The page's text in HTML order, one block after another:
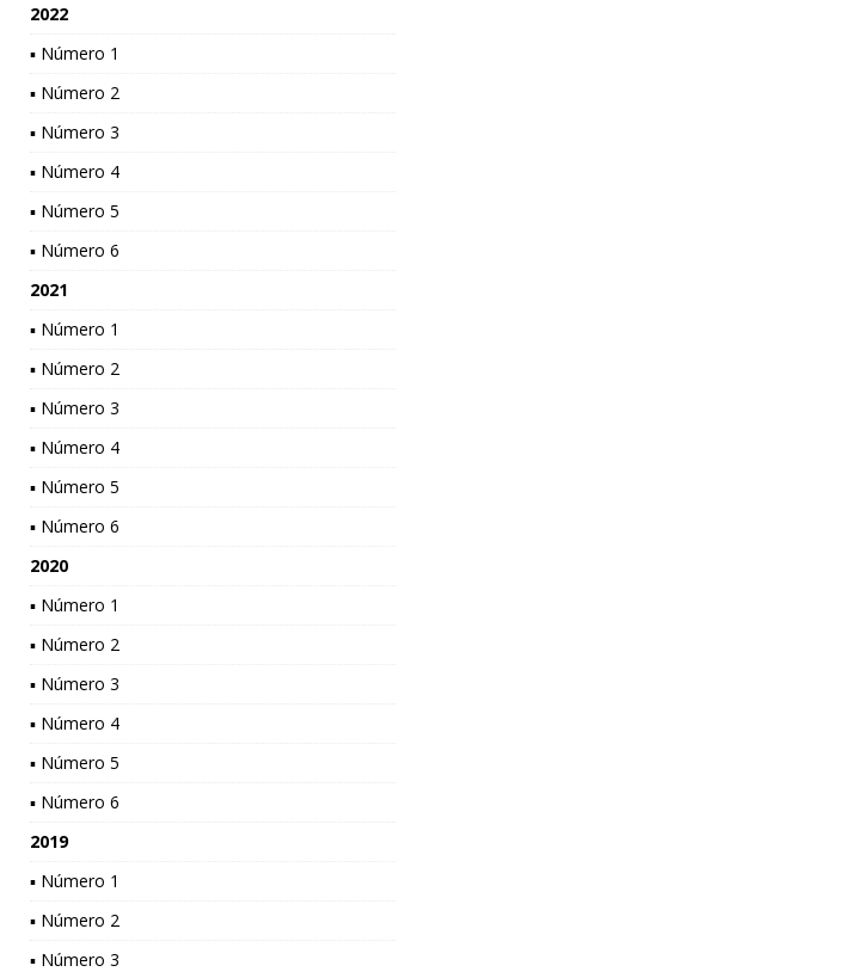
2022
▪ Número 1
▪ Número 2
▪ Número 3
▪ Número 4
▪ Número 5
▪ Número 6
2021
▪ Número 1
▪ Número 2
▪ Número 3
▪ Número 4
▪ Número 5
▪ Número 6
2020
▪ Número 1
▪ Número 2
▪ Número 3
▪ Número 4
▪ Número 5
▪ Número 6
2019
▪ Número 1
▪ Número 2
▪ Número 3